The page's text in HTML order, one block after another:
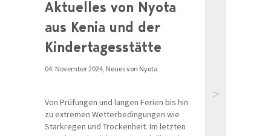
Aktuelles von Nyota
aus Kenia und der
Kindertagesstätte
04. November 2024, Neues von Nyota
Von Prüfungen und langen Ferien bis hin
zu extremen Wetterbedingungen wie
Starkregen und Trockenheit. Im letzten
>